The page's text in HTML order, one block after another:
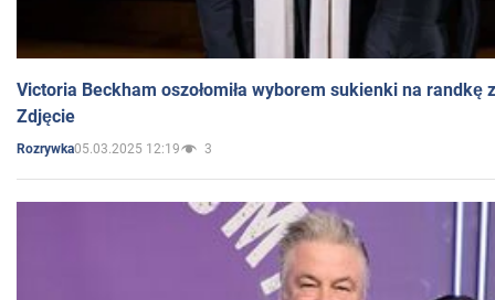
Victoria Beckham oszołomiła wyborem sukienki na randkę
Zdjęcie
Rozrywka05.03.2025 12:19 3